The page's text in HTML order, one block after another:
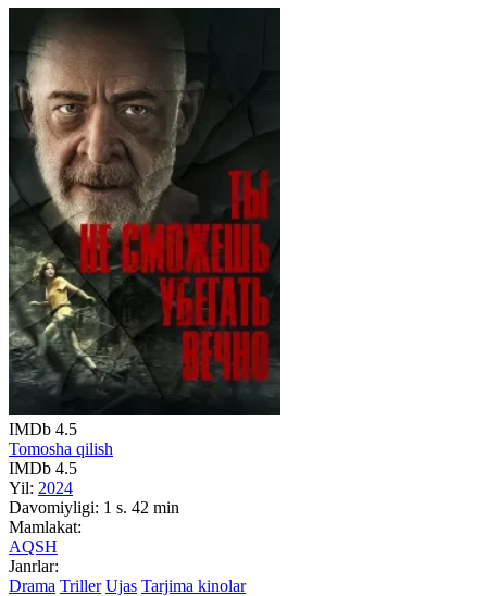
IMDb 4.5
Tomosha qilish
IMDb 4.5
Yil: 2024
Davomiyligi: 1 s. 42 min
Mamlakat:
AQSH
Janrlar:
Drama Triller Ujas Tarjima kinolar